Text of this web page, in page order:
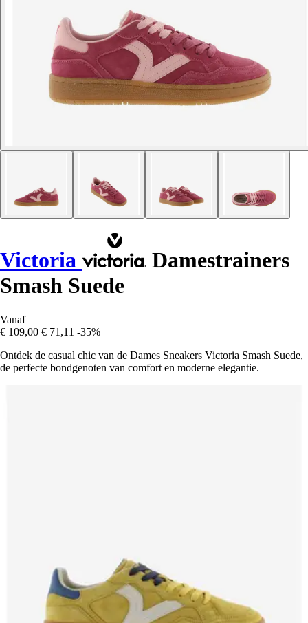
Victoria
Damestrainers
Smash Suede
Vanaf
€ 109,00 € 71,11 -35%
Ontdek de casual chic van de Dames Sneakers Victoria Smash Suede,
de perfecte bondgenoten van comfort en moderne elegantie.